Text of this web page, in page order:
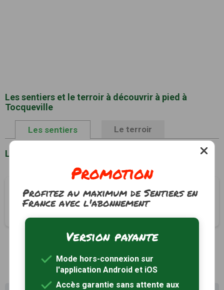
Les sentiers et le terroir à découvrir à pied à
Tocqueville
Les sentiers Le terroir
Liste des sentiers à Tocqueville
La Couplière
Tocqueville, Manche (50)
1
Promotion
Profitez au maximum de Sentiers en
France avec l'abonnement
Version payante
Mode hors-connexion sur
l'application Android et iOS
Accès garantie sans attente aux